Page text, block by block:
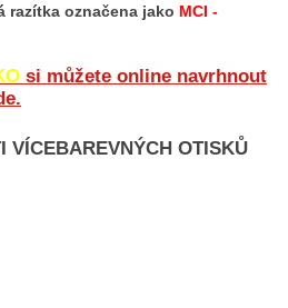
razítka označena jako MCI -
si můžete online navrhnout
VÍCEBAREVNÝCH OTISKŮ